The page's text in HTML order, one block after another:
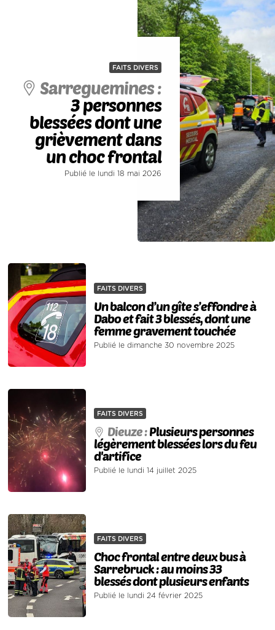
FAITS DIVERS
Sarreguemines :
3 personnes
blessées dont une
grièvement dans
un choc frontal
Publié le lundi 18 mai 2026
FAITS DIVERS
Un balcon d’un gîte s’effondre à
Dabo et fait 3 blessés, dont une
femme gravement touchée
Publié le dimanche 30 novembre 2025
FAITS DIVERS
Dieuze :Plusieurs personnes
légèrement blessées lors du feu
d'artifice
Publié le lundi 14 juillet 2025
FAITS DIVERS
Choc frontal entre deux bus à
Sarrebruck : au moins 33
blessés dont plusieurs enfants
Publié le lundi 24 février 2025